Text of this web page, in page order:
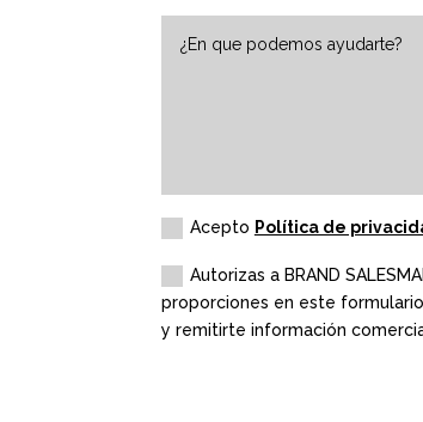
Acepto Política de
Autorizas a BRAND
proporciones en este
y remitirte información